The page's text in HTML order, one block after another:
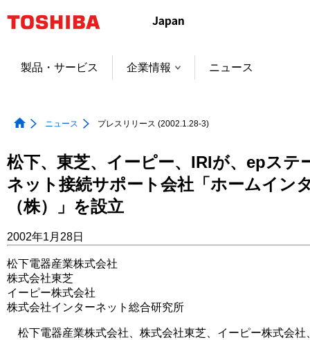
ャ
製品・サービス 企業情報 ニュース
ニュース プレスリリース (2002.1.28-3)
松下、東芝、イーピー、IRIが、epステ
ネット接続サポート会社「ホームイン
（株）」を設立
2002年1月28日
松下電器産業株式会社
株式会社東芝
イーピー株式会社
株式会社インターネット総合研究所
松下電器産業株式会社、株式会社東芝、イーピー株式会社